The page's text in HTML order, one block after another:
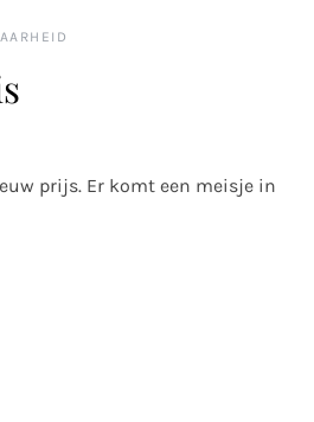
prijs. Er komt een meisje in